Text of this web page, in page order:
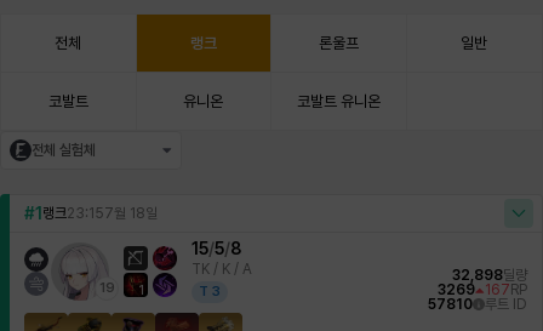
전체 랭크 론울프 일반
코발트 유니온 코발트 유니온
전체 실험체
#1 랭크23:157월 18일
19 1
15/5/8
TK / K / A
T 3
32,898딜량
3269
167 RP
57810
루트 ID